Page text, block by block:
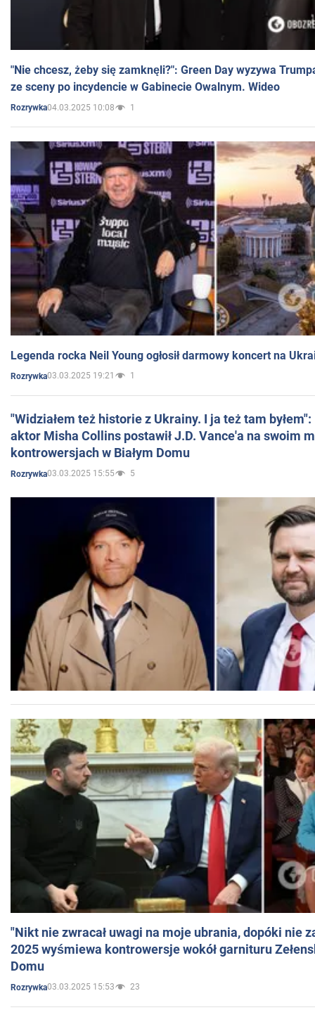
"Nie chcesz, żeby się zamknęli?": Green Day wyzywa
ze sceny po incydencie w Gabinecie Owalnym. Wideo
Rozrywka04.03.2025 10:08 1
Legenda rocka Neil Young ogłosił darmowy koncert na
Rozrywka03.03.2025 19:21 1
"Widziałem też historie z Ukrainy. I ja też tam
aktor Misha Collins postawił J.D. Vance'a na swoim
kontrowersjach w Białym Domu
Rozrywka03.03.2025 15:55 5
"Nikt nie zwracał uwagi na moje ubrania, dopóki nie
2025 wyśmiewa kontrowersje wokół garnituru
Domu
Rozrywka03.03.2025 15:53 23